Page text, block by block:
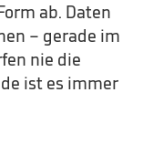
ab. Daten
– gerade im
nie die
ist es immer